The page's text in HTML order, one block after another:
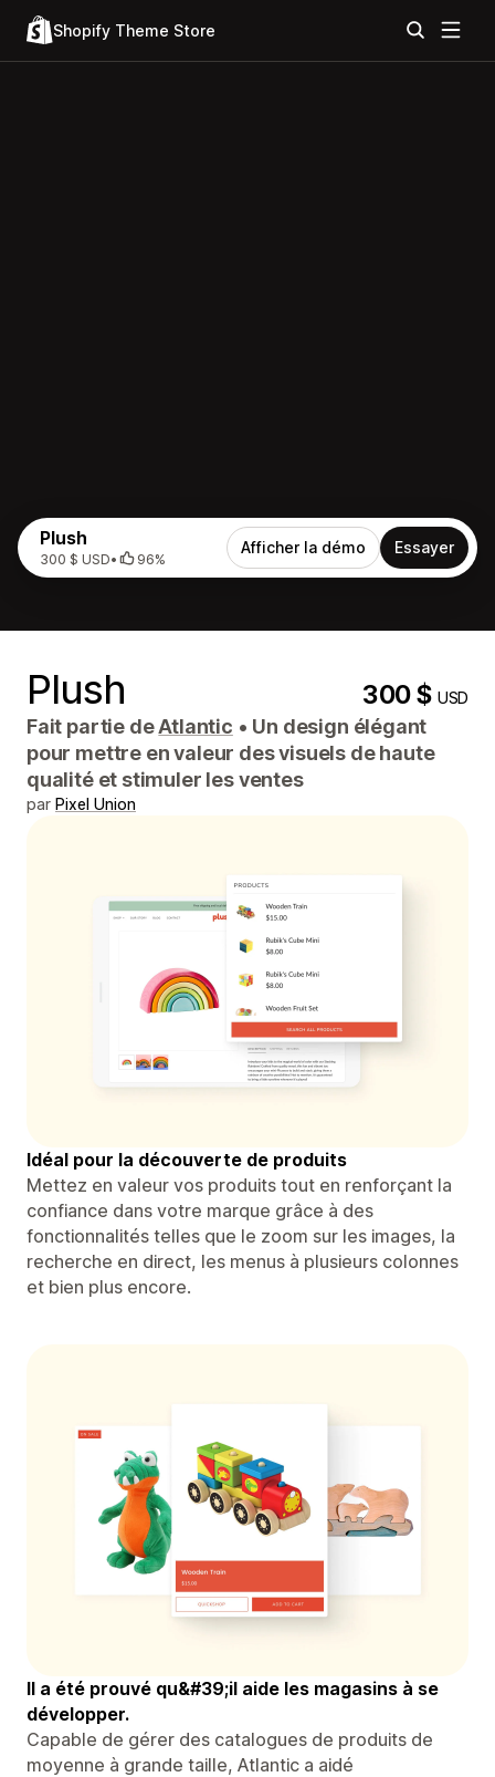
Shopify Theme Store
Plush
300 $ USD• 96%
Afficher la démo Essayer
Plush 300 $USD
Fait partie deAtlantic • Un design élégant
pour mettre en valeur des visuels de haute
qualité et stimuler les ventes
par Pixel Union
Idéal pour la découverte de produits
Mettez en valeur vos produits tout en renforçant la
confiance dans votre marque grâce à des
fonctionnalités telles que le zoom sur les images, la
recherche en direct, les menus à plusieurs colonnes
et bien plus encore.
Il a été prouvé qu&#39;il aide les magasins à se
développer.
Capable de gérer des catalogues de produits de
moyenne à grande taille, Atlantic a aidé